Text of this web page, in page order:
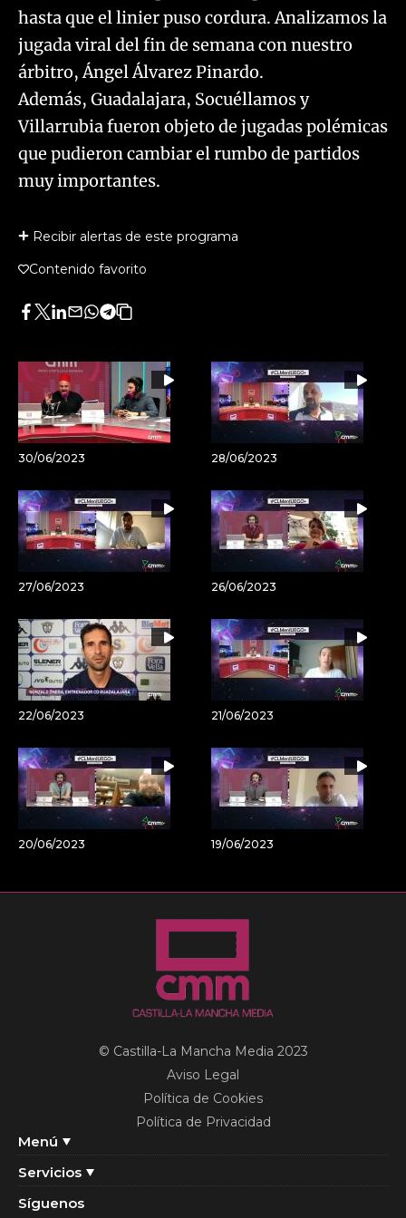
hasta que el linier puso cordura. Analizamos la
jugada viral del fin de semana con nuestro
árbitro, Ángel Álvarez Pinardo.
​Además, Guadalajara, Socuéllamos y
Villarrubia fueron objeto de jugadas polémicas
que pudieron cambiar el rumbo de partidos
muy importantes.
Recibir alertas de este programa
Contenido favorito
Facebook
Twitter
LinkedIn
Enviar
Whatsapp
Telegram
Copiar
artículo
30/06/2023 28/06/2023
27/06/2023 26/06/2023
22/06/2023 21/06/2023
20/06/2023 19/06/2023
Menú
Servicios
© Castilla-La Mancha Media 2023
Aviso Legal
Política de Cookies
Política de Privacidad
Síguenos